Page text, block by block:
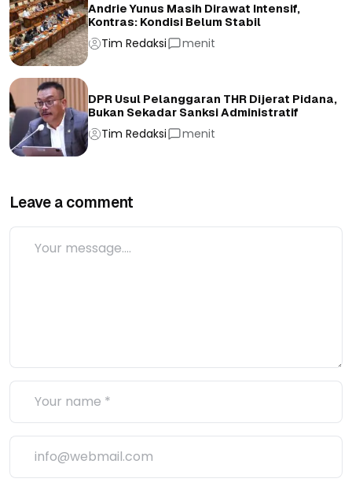
Andrie Yunus Masih Dirawat Intensif,
Kontras: Kondisi Belum Stabil
Tim Redaksi menit
DPR Usul Pelanggaran THR Dijerat Pidana,
Bukan Sekadar Sanksi Administratif
Tim Redaksi menit
Leave a comment